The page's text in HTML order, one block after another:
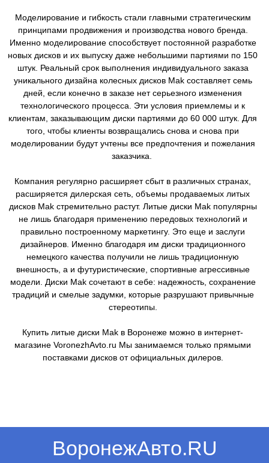
Моделирование и гибкость стали главными стратегическим
принципами продвижения и производства нового бренда.
Именно моделирование способствует постоянной разработке
новых дисков и их выпуску даже небольшими партиями по 150
штук. Реальный срок выполнения индивидуального заказа
уникального дизайна колесных дисков Mak составляет семь
дней, если конечно в заказе нет серьезного изменения
технологического процесса. Эти условия приемлемы и к
клиентам, заказывающим диски партиями до 60 000 штук. Для
того, чтобы клиенты возвращались снова и снова при
моделировании будут учтены все предпочтения и пожелания
заказчика.
Компания регулярно расширяет сбыт в различных странах,
расширяется дилерская сеть, объемы продаваемых литых
дисков Mak стремительно растут. Литые диски Mak популярны
не лишь благодаря применению передовых технологий и
правильно построенному маркетингу. Это еще и заслуги
дизайнеров. Именно благодаря им диски традиционного
немецкого качества получили не лишь традиционную
внешность, а и футуристические, спортивные агрессивные
модели. Диски Mak сочетают в себе: надежность, сохранение
традиций и смелые задумки, которые разрушают привычные
стереотипы.
Купить литые диски Mak в Воронеже можно в интернет-
магазине VoronezhAvto.ru Мы занимаемся только прямыми
поставками дисков от официальных дилеров.
ВоронежАвто.RU